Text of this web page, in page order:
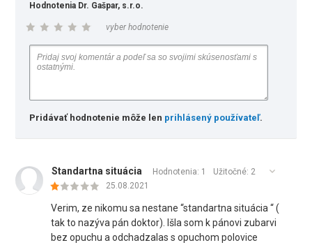
Hodnotenia Dr. Gašpar, s.r.o.
vyber hodnotenie
Pridávať hodnotenie môže len prihlásený používateľ.
Standartna situácia Hodnotenia: 1 Užitočné: 2
25.08.2021
Verim, ze nikomu sa nestane “standartna situácia “ (
tak to nazýva pán doktor). Išla som k pánovi zubarvi
bez opuchu a odchadzalas s opuchom polovice